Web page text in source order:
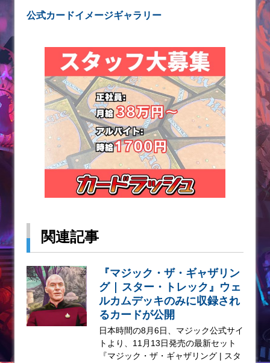
公式カードイメージギャラリー
関連記事
『マジック・ザ・ギャザリン
グ | スター・トレック』ウェ
ルカムデッキのみに収録され
るカードが公開
日本時間の8月6日、マジック公式サイ
トより、11月13日発売の最新セット
『マジック・ザ・ギャザリング | スタ